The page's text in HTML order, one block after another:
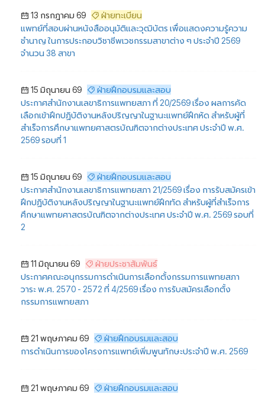
13 กรกฎาคม 69
ฝ่ายทะเบียน
แพทย์ที่สอบผ่านหนังสืออนุมัติและวุฒิบัตร เพื่อแสดงความรู้ความ
ชำนาญ ในการประกอบวิชาชีพเวชกรรมสาขาต่าง ๆ ประจำปี 2569
จำนวน 38 สาขา
15 มิถุนายน 69
ฝ่ายฝึกอบรมและสอบ
ประกาศสำนักงานเลขาธิการแพทยสภา ที่ 20/2569 เรื่อง ผลการคัด
เลือกเข้าฝึกปฏิบัติงานหลังปริญญาในฐานะแพทย์ฝึกหัด สำหรับผู้ที่
สำเร็จการศึกษาแพทยศาสตรบัณฑิตจากต่างประเทศ ประจำปี พ.ศ.
2569 รอบที่ 1
15 มิถุนายน 69
ฝ่ายฝึกอบรมและสอบ
ประกาศสำนักงานเลขาธิการแพทยสภา 21/2569 เรื่อง การรับสมัครเข้า
ฝึกปฏิบัติงานหลังปริญญาในฐานะแพทย์ฝึกทัด สำหรับผู้ที่สำเร็จการ
ศึกษาแพทยศาสตรบัณฑิตจากต่างประเทศ ประจำปี พ.ศ. 2569 รอบที่
2
11 มิถุนายน 69
ฝ่ายประชาสัมพันธ์
ประกาศคณะอนุกรรมการดำเนินการเลือกตั้งกรรมการแพทยสภา
วาระ พ.ศ. 2570 - 2572 ที่ 4/2569 เรื่อง การรับสมัครเลือกตั้ง
กรรมการแพทยสภา
21 พฤษภาคม 69
ฝ่ายฝึกอบรมและสอบ
การดำเนินการของโครงการแพทย์เพิ่มพูนทักษะประจำปี พ.ศ. 2569
21 พฤษภาคม 69
ฝ่ายฝึกอบรมและสอบ